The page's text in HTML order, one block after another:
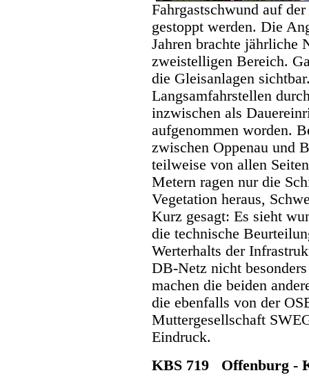
Fahrgastschwund auf
gestoppt werden. Die
Jahren brachte jährliche
zweistelligen Bereich.
die Gleisanlagen
Langsamfahrstellen
inzwischen als
aufgenommen worden.
zwischen Oppenau und
teilweise von allen
Metern ragen nur die
Vegetation heraus,
Kurz gesagt: Es sieht
die technische
Werterhalts der
DB-Netz nicht
machen die beiden
die ebenfalls von der
Muttergesellschaft
Eindruck.
KBS 719 Offenburg -